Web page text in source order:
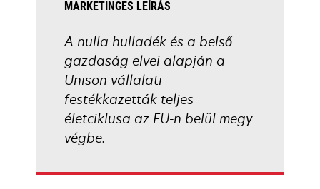
MARKETINGES LEÍRÁS
A nulla hulladék és a belső
gazdaság elvei alapján a
Unison vállalati
festékkazetták teljes
életciklusa az EU-n belül megy
végbe.